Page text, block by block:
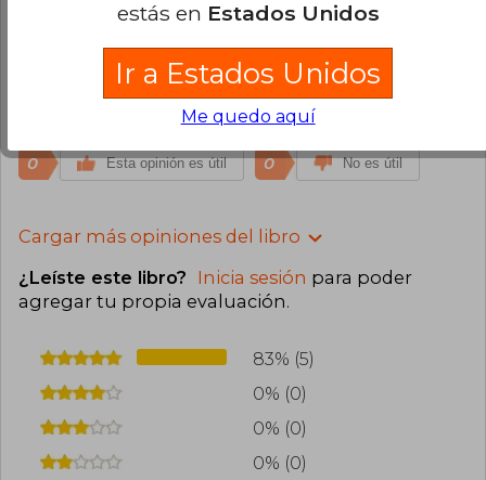
Hugo Ivan Vera
Martes 08 de Abril,
Compra Verificada
Simplemente HERMOSO. Un clasico que deberias
tener en tu coleccion
0 Esta opinión es útil 0 No es útil
Cargar más opiniones del libro
¿Leíste este libro? Inicia sesión para poder
agregar tu propia evaluación.
83% (5)
0% (0)
0% (0)
0% (0)
estás en Estados Unidos
Ir a Estados Unidos
Me quedo aquí